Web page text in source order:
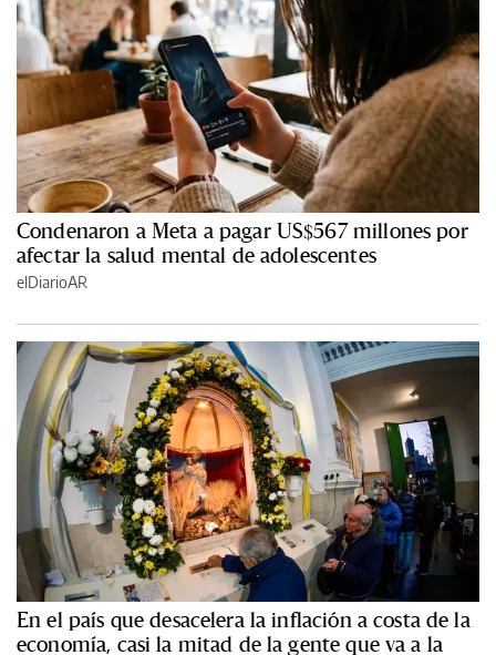
Condenaron a Meta a pagar US$567 millones por
afectar la salud mental de adolescentes
elDiarioAR
En el país que desacelera la inflación a costa de la
economía, casi la mitad de la gente que va a la